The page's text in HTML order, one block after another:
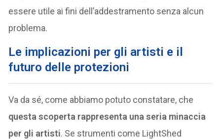
essere utile ai fini dell’addestramento senza alcun
problema.
Le implicazioni per gli artisti e il
futuro delle protezioni
Va da sé, come abbiamo potuto constatare, che
questa scoperta rappresenta una seria minaccia
per gli artisti. Se strumenti come LightShed